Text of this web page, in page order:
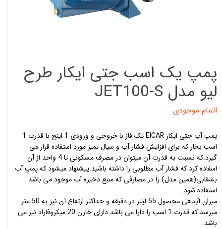
پمپ یک اسب جتی ایکار طرح
لیو مدل JET100-S
اتمام موجودی
پمپ آب جتی ایکار EICAR تک فاز با خروجی و ورودی 1 اینچ با قدرت 1
اسب بخار که برای افزایش فشار آب و سیال تمیز مورد استفاده قرار می
گیرد.که نسبت به قدرت آن میتوان در مصرف مسکونی تا 4 واحد از آن
اسفاده کرد که فشار آب مطلوبی را داشته باشید.پیشنهاد میشود که پمپ آب
بشقابی(همین مدل) را در مصارفی که منبع ذخیره آب موجود می باشد
استفاده شود.
میزان آبدهی محصول 55 لیتر در دقیقه و حداکثر ارتفاع آن نیز به 50 متر
میرسد که قدرت 1 اسب را دارا می باشد.دارای خازن 20 میکروفاراد نیز می
باشد.